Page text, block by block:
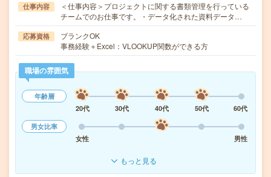
仕事内容
＜仕事内容＞プロジェクトに関する書類管理を行っている
チームでのお仕事です。・データ化された資料データ…
応募資格
ブランクOK
事務経験＋Excel：VLOOKUP関数ができる方
職場の雰囲気
年齢層
20代
30代 40代 50代
60代
男女比率
女性
男性
もっと見る